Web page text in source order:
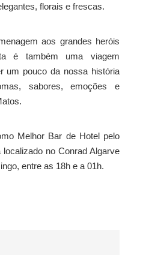
florais e frescas.
aos grandes heróis
é também uma viagem
um pouco da nossa história
sabores, emoções e
Melhor Bar de Hotel pelo
no Conrad Algarve
entre as 18h e a 01h.